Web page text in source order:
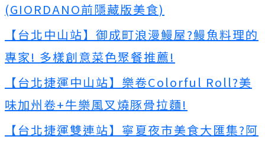
(GIORDANO前隱藏版美食)
【台北中山站】御成町浪漫鰻屋?鰻魚料理的
專家! 多樣創意菜色聚餐推薦!
【台北捷運中山站】樂卷Colorful Roll?美
味加州卷+牛樂風叉燒豚骨拉麵!
【台北捷運雙連站】寧夏夜市美食大匯集?阿